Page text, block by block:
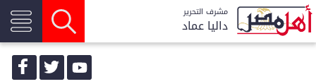
مشرف التحرير
داليا عماد